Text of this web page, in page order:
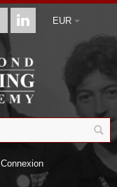
EUR
Connexion